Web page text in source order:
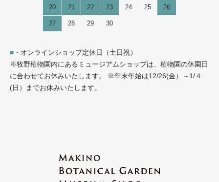
20 21 22 23 24 25 26
27 28 29 30
■ ・オンラインショップ定休日（土日祝）
※牧野植物園内にあるミュージアムショップは、植物園の休園日
に合わせてお休みいたします。 ※年末年始は12/26(金）～1/４
(日）までお休みいたします。